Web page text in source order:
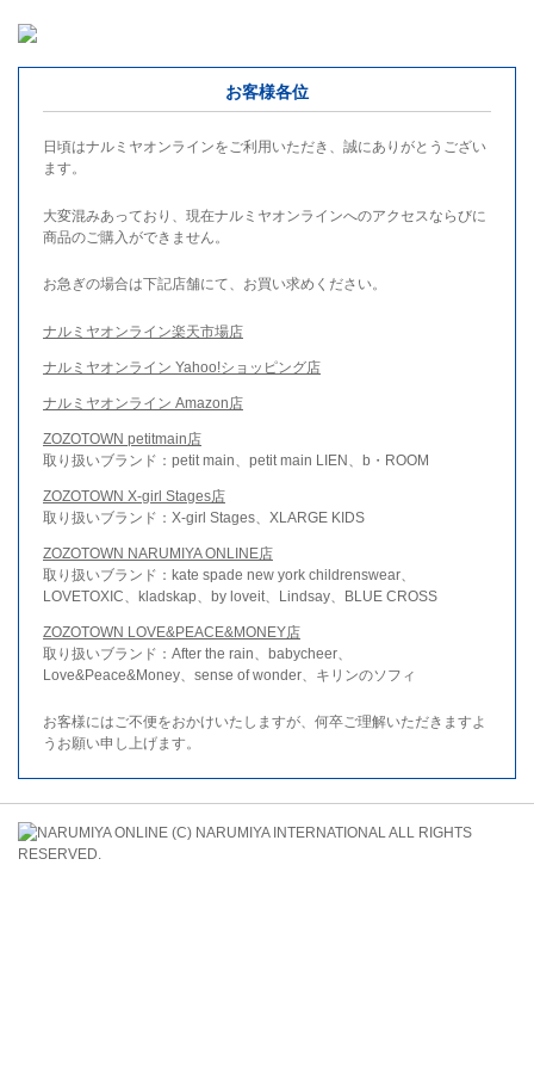
お客様各位
日頃はナルミヤオンラインをご利用いただき、誠にありがとうござい
ます。
大変混みあっており、現在ナルミヤオンラインへのアクセスならびに
商品のご購入ができません。
お急ぎの場合は下記店舗にて、お買い求めください。
ナルミヤオンライン楽天市場店
ナルミヤオンライン Yahoo!ショッピング店
ナルミヤオンライン Amazon店
ZOZOTOWN petitmain店
取り扱いブランド：petit main、petit main LIEN、b・ROOM
ZOZOTOWN X-girl Stages店
取り扱いブランド：X-girl Stages、XLARGE KIDS
ZOZOTOWN NARUMIYA ONLINE店
取り扱いブランド：kate spade new york childrenswear、
LOVETOXIC、kladskap、by loveit、Lindsay、BLUE CROSS
ZOZOTOWN LOVE&PEACE&MONEY店
取り扱いブランド：After the rain、babycheer、
Love&Peace&Money、sense of wonder、キリンのソフィ
お客様にはご不便をおかけいたしますが、何卒ご理解いただきますよ
うお願い申し上げます。